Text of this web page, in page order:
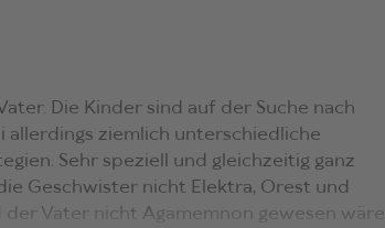
Die Kinder sind auf der Suche nach
allerdings ziemlich unterschiedliche
Sehr speziell und gleichzeitig ganz
Geschwister nicht Elektra, Orest und
Vater nicht Agamemnon gewesen wäre,